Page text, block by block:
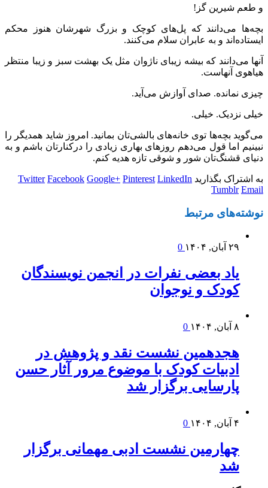
و طعم شیرین گز!
بچه‌ها می‌دانند که پل‌های کوچک و بزرگ شهرشان هنوز محکم
ایستاده‌اند و به عابران سلام می‌کنند.
آنها می‌دانند که بیشه زیبای ناژوان مثل یک بهشت سبز و زیبا منتظر
هیاهوی آنهاست.
چیزی نمانده. صدای آوازش می‌آید.
خیلی نزدیک. خیلی.
می‌گوید بچه‌ها توی خانه‌های بالشی‌تان بمانید. امروز شاید همدیگر را
نبینیم اما قول می‌دهم روزهای بهاری زیادی را درکنارتان باشم و به
دنیای قشنگ‌تان شور و شوقی تازه هدیه کنم.
به اشتراک بگذارید Twitter Facebook Google+ Pinterest LinkedIn
Tumblr Email
نوشته‌های مرتبط
۲۹ آبان, ۱۴۰۴
یاد بعضی نفرات در انجمن نویسندگان
کودک و نوجوان
۸ آبان, ۱۴۰۴
هجدهمین نشست نقد و پژوهش در
ادبیات کودک با موضوع مرور آثار حسن
پارسایی برگزار شد
۴ آبان, ۱۴۰۴
چهارمین نشست ادبی مهمانی برگزار
شد